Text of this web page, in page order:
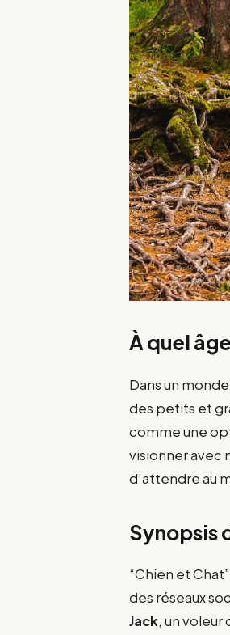
À quel
Dans un
des petits et
comme une
visionner avec
d’attendre au
Synopsis
“Chien et
des réseaux
Jack, un